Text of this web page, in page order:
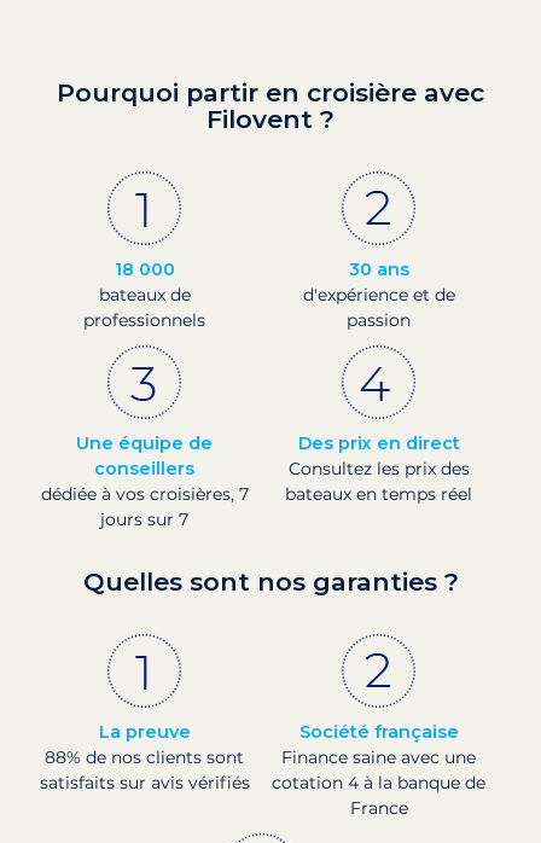
Pourquoi partir en croisière avec
Filovent ?
18 000
bateaux de
professionnels
30 ans
d'expérience et de
passion
Une équipe de
conseillers
dédiée à vos croisières, 7
jours sur 7
Des prix en direct
Consultez les prix des
bateaux en temps réel
Quelles sont nos garanties ?
La preuve
88% de nos clients sont
satisfaits sur avis vérifiés
Société française
Finance saine avec une
cotation 4 à la banque de
France